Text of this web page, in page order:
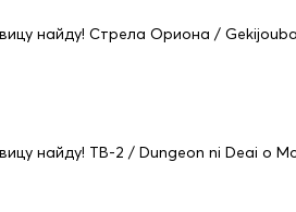
найду! Стрела Ориона /
найду! ТВ-2 / Dungeon ni Deai o